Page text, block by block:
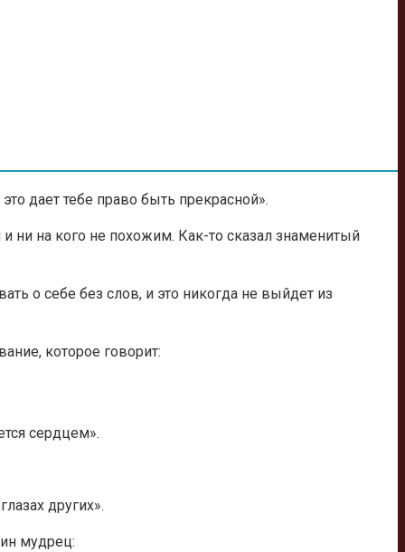
дает тебе право быть прекрасной».
ни на кого не похожим. Как-то сказал знаменитый
о себе без слов, и это никогда не выйдет из
которое говорит:
сердцем».
других».
мудрец: